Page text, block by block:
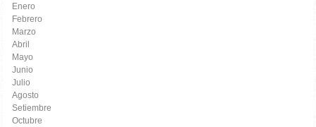
Enero
Febrero
Marzo
Abril
Mayo
Junio
Julio
Agosto
Setiembre
Octubre